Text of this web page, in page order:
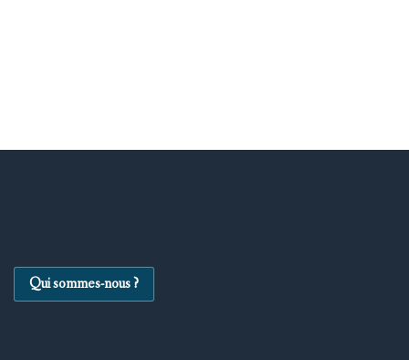
Qui sommes-nous ?